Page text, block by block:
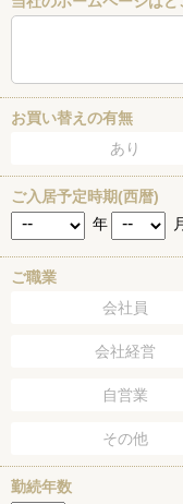
お買い替えの有無
あり
ご入居予定時期(西暦)
年
ご職業
会社員
会社経営
自営業
その他
勤続年数